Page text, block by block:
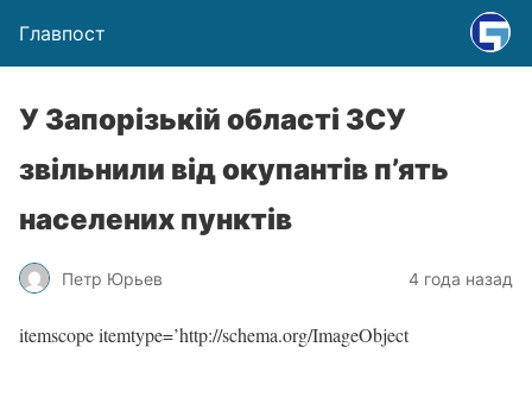
Главпост
У Запорізькій області ЗСУ
звільнили від окупантів п’ять
населених пунктів
Петр Юрьев 4 года назад
itemscope itemtype=’http://schema.org/ImageObject